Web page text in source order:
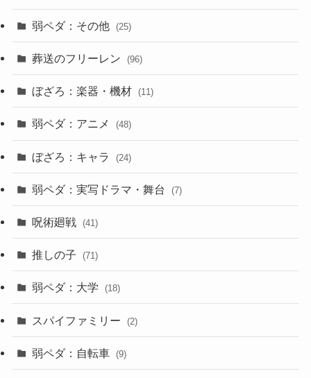
弱ペダ：その他 (25)
葬送のフリーレン (96)
ぼざろ：楽器・機材 (11)
弱ペダ：アニメ (48)
ぼざろ：キャラ (24)
弱ペダ：実写ドラマ・舞台 (7)
呪術廻戦 (41)
推しの子 (71)
弱ペダ：大学 (18)
スパイファミリー (2)
弱ペダ：自転車 (9)